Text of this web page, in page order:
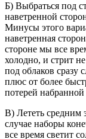
Б) Выбраться под
наветренной
Минусы этого
наветренная
стороне мы все
холодно, и стрит
под облаков сразу
плюс от более
потерей
В) Лететь средним
случае наборы
все время светит